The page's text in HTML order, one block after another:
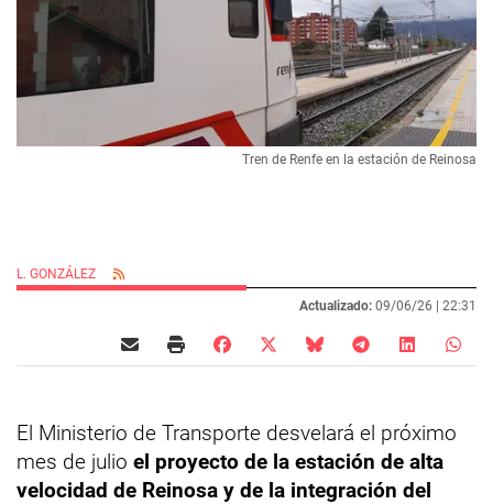
Tren de Renfe en la estación de Reinosa
L. GONZÁLEZ
Actualizado: 09/06/26 | 22:31
El Ministerio de Transporte desvelará el próximo
mes de julio el proyecto de la estación de alta
velocidad de Reinosa y de la integración del